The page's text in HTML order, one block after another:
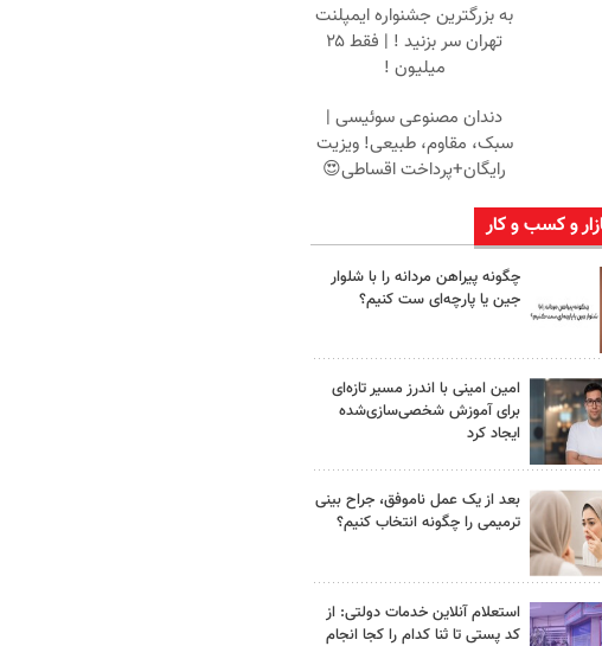
به بزرگترین جشنواره ایمپلنت
تهران سر بزنید ! | فقط ۲۵
میلیون !
دندان مصنوعی سوئیسی |
سبک، مقاوم، طبیعی! ویزیت
رایگان+پرداخت اقساطی😍
و کسب و کار
چگونه پیراهن مردانه را با شلوار
جین یا پارچه‌ای ست کنیم؟
امین امینی با اندرز مسیر تازه‌ای
برای آموزش شخصی‌سازی‌شده
ایجاد کرد
بعد از یک عمل ناموفق، جراح بینی
ترمیمی را چگونه انتخاب کنیم؟
استعلام آنلاین خدمات دولتی: از
کد پستی تا ثنا کدام را کجا انجام